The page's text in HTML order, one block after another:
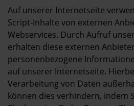
Auf unserer Internetseite
Script-Inhalte von externen
Webservices. Durch Aufruf
erhalten diese externen
personenbezogene
auf unserer Internetseite.
Verarbeitung von Daten
können dies verhindern, indem